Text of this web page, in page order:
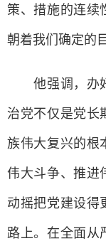
策、措施的连续
朝着我们确定的
他强调，办好
治党不仅是党长
族伟大复兴的根
伟大斗争、推进
动摇把党建设得
路上。在全面从